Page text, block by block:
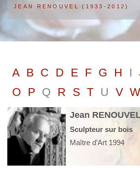
JEAN RENOUVEL (1933-2012)
A B C D E F G H I
O
P Q R S T U V W
Jean
Sculpteur sur bois
Maître d’Art 1994